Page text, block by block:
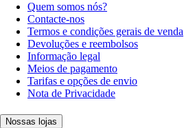
Quem somos nós?
Contacte-nos
Termos e condições gerais de venda
Devoluções e reembolsos
Informação legal
Meios de pagamento
Tarifas e opções de envio
Nota de Privacidade
Nossas lojas